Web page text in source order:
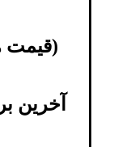
(قیمت هر پنل